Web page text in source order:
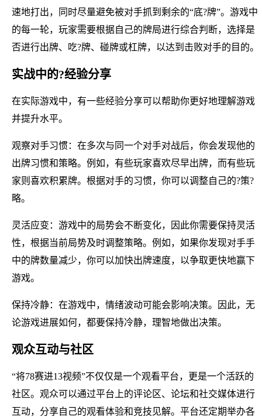
速地打出，同时尽量避免被对手抓到剩余的“底?牌”。游戏中
的每一轮，玩家需要根据自己的牌局进行综合判断，选择是
否进行出牌、吃?牌、碰牌或杠牌，以达到击败对手的目的。
实战中的?经验分享
在实际游戏中，有一些经验分享可以帮助你更好地理解游戏
并提升水平。
观察对手习惯：在多次与同一个对手对战后，你会发现他的
出牌习惯和策略。例如，有些玩家喜欢尽早出牌，而有些玩
家则喜欢积累牌。根据对手的习惯，你可以调整自己的?策?
略。
灵活应变：游戏中的局势会不断变化，因此你需要保持灵活
性，根据当前局势及时调整策略。例如，如果你发现对手手
中的牌数量减少，你可以加快出牌速度，以争取更快地赢下
游戏。
保持冷静：在游戏中，情绪波动可能会影响决策。因此，无
论游戏进展如何，都要保持冷静，理智地做出决策。
观众互动与社区
“将78赛进13视频”不仅仅是一个观看平台，更是一个活跃的
社区。观众可以通过平台上的评论区、论坛和社交媒体进行
互动，分享自己的观看体验和竞技见解。平台还定期举办各